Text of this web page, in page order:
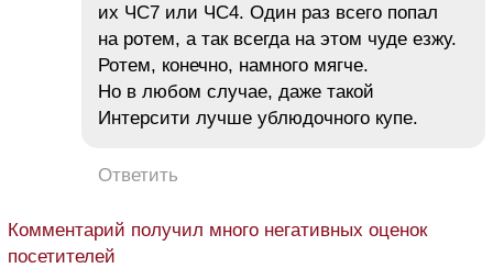
их ЧС7 или ЧС4. Один раз всего попал
на ротем, а так всегда на этом чуде езжу.
Ротем, конечно, намного мягче.
Но в любом случае, даже такой
Интерсити лучше ублюдочного купе.
Ответить
Комментарий получил много негативных оценок
посетителей